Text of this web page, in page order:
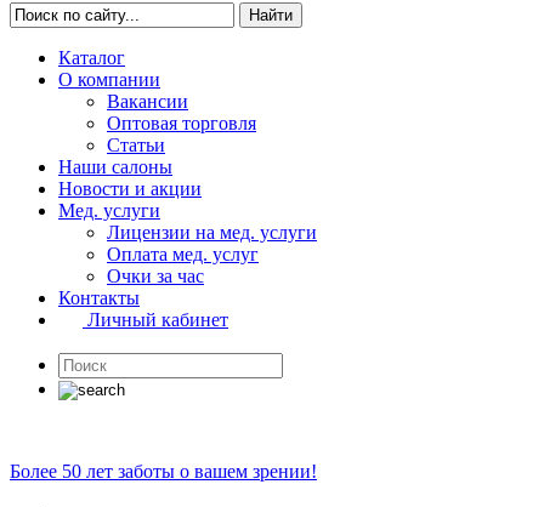
Каталог
О компании
Вакансии
Оптовая торговля
Статьи
Наши салоны
Новости и акции
Мед. услуги
Лицензии на мед. услуги
Оплата мед. услуг
Очки за час
Контакты
Личный кабинет
Более 50 лет заботы о вашем зрении!